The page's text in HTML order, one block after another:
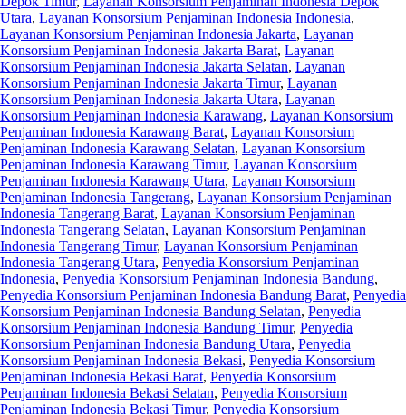
Utara, Layanan Konsorsium Penjaminan Indonesia Indonesia,
Layanan Konsorsium Penjaminan Indonesia Jakarta, Layanan
Konsorsium Penjaminan Indonesia Jakarta Barat, Layanan
Konsorsium Penjaminan Indonesia Jakarta Selatan, Layanan
Konsorsium Penjaminan Indonesia Jakarta Timur, Layanan
Konsorsium Penjaminan Indonesia Jakarta Utara, Layanan
Konsorsium Penjaminan Indonesia Karawang, Layanan Konsorsium
Penjaminan Indonesia Karawang Barat, Layanan Konsorsium
Penjaminan Indonesia Karawang Selatan, Layanan Konsorsium
Penjaminan Indonesia Karawang Timur, Layanan Konsorsium
Penjaminan Indonesia Karawang Utara, Layanan Konsorsium
Penjaminan Indonesia Tangerang, Layanan Konsorsium Penjaminan
Indonesia Tangerang Barat, Layanan Konsorsium Penjaminan
Indonesia Tangerang Selatan, Layanan Konsorsium Penjaminan
Indonesia Tangerang Timur, Layanan Konsorsium Penjaminan
Indonesia Tangerang Utara, Penyedia Konsorsium Penjaminan
Indonesia, Penyedia Konsorsium Penjaminan Indonesia Bandung,
Penyedia Konsorsium Penjaminan Indonesia Bandung Barat, Penyedia
Konsorsium Penjaminan Indonesia Bandung Selatan, Penyedia
Konsorsium Penjaminan Indonesia Bandung Timur, Penyedia
Konsorsium Penjaminan Indonesia Bandung Utara, Penyedia
Konsorsium Penjaminan Indonesia Bekasi, Penyedia Konsorsium
Penjaminan Indonesia Bekasi Barat, Penyedia Konsorsium
Penjaminan Indonesia Bekasi Selatan, Penyedia Konsorsium
Penjaminan Indonesia Bekasi Timur, Penyedia Konsorsium